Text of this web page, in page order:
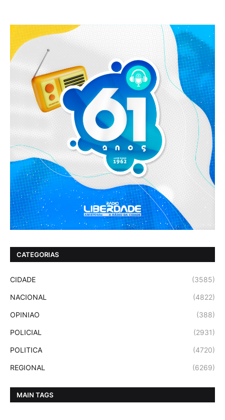
CATEGORIAS
CIDADE (3585)
NACIONAL (4822)
OPINIAO (388)
POLICIAL (2931)
POLITICA (4720)
REGIONAL (6269)
MAIN TAGS